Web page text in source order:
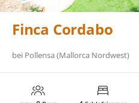
Finca Cordabo
bei Pollensa (Mallorca Nordwest)